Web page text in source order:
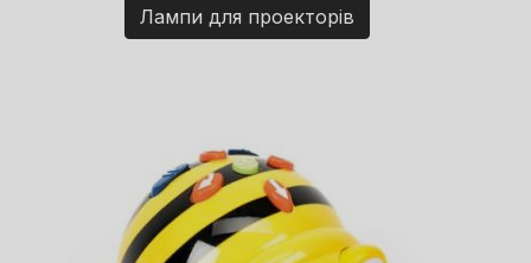
Лампи для проекторів